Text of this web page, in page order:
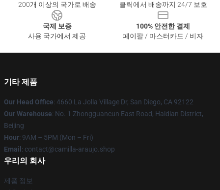
200개 이상의 국가로 배송
클릭에서 배송까지 24/7 보호
국제 보증
사용 국가에서 제공
100% 안전한 결제
페이팔 / 마스터카드 / 비자
기타 제품
Our Head Office: 4660 La Jolla Village Dr, San Diego, CA 92122
Our Warehouse: No. 1 Zhongguancun East Road, Haidian District,
Beijing
Hour: 9AM – 5PM (Mon – Fri)
Email : contact@camilla-araujo.shop
우리의 회사
제품 정보